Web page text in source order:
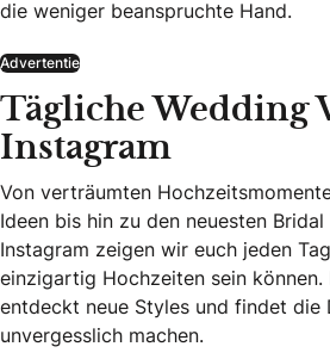
die weniger beanspruchte Hand.
Advertentie
Tägliche Wedding
Instagram
Von verträumten
Ideen bis hin zu den neuesten
Instagram zeigen wir euch jeden
einzigartig Hochzeiten sein können.
entdeckt neue Styles und findet die
unvergesslich machen.